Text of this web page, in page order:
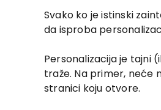
Svako ko je istinski
da isproba
Personalizacija je tajni
traže. Na primer, neće
stranici koju otvore.